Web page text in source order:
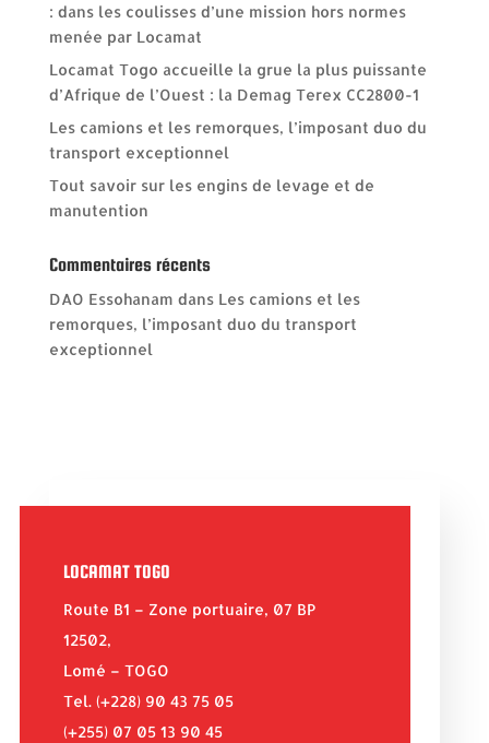
: dans les coulisses d’une mission hors normes
menée par Locamat
Locamat Togo accueille la grue la plus puissante
d’Afrique de l’Ouest : la Demag Terex CC2800-1
Les camions et les remorques, l’imposant duo du
transport exceptionnel
Tout savoir sur les engins de levage et de
manutention
Commentaires récents
DAO Essohanam dans Les camions et les
remorques, l’imposant duo du transport
exceptionnel
LOCAMAT TOGO
Route B1 – Zone portuaire, 07 BP
12502,
Lomé – TOGO
Tel. (+228) 90 43 75 05
(+255) 07 05 13 90 45